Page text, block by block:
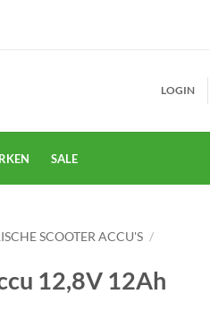
LOGIN
SALE
SCOOTER ACCU'S /
12,8V 12Ah